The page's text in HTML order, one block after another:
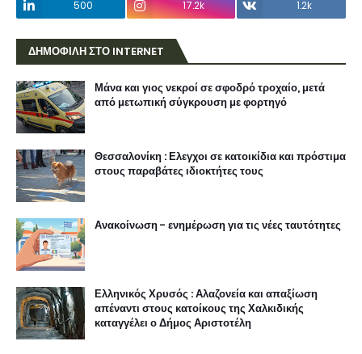
500
17.2k 1.2k
ΔΗΜΟΦΙΛΗ ΣΤΟ INTERNET
Μάνα και γιος νεκροί σε σφοδρό τροχαίο, μετά
από μετωπική σύγκρουση με φορτηγό
Θεσσαλονίκη : Ελεγχοι σε κατοικίδια και πρόστιμα
στους παραβάτες ιδιοκτήτες τους
Ανακοίνωση - ενημέρωση για τις νέες ταυτότητες
Ελληνικός Χρυσός : Αλαζονεία και απαξίωση
απέναντι στους κατοίκους της Χαλκιδικής
καταγγέλει ο Δήμος Αριστοτέλη